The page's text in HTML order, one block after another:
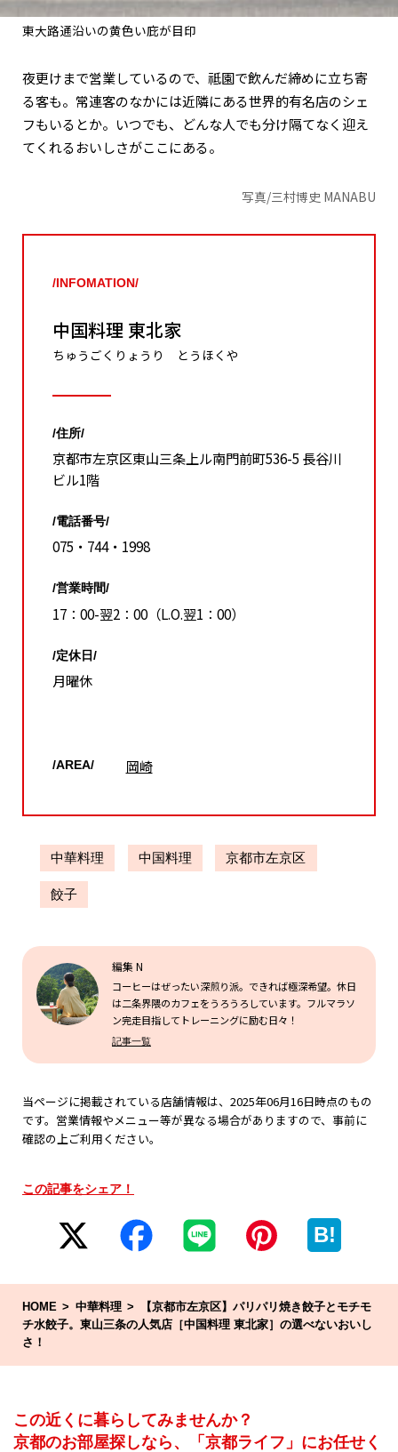
東大路通沿いの黄色い庇が目印
夜更けまで営業しているので、祗園で飲んだ締めに立ち寄
る客も。常連客のなかには近隣にある世界的有名店のシェ
フもいるとか。いつでも、どんな人でも分け隔てなく迎え
てくれるおいしさがここにある。
写真/三村博史 MANABU
/INFOMATION/
中国料理 東北家
ちゅうごくりょうり とうほくや
/住所/
京都市左京区東山三条上ル南門前町536-5 長谷川
ビル1階
/電話番号/
075・744・1998
/営業時間/
17：00-翌2：00（L.O.翌1：00）
/定休日/
月曜休
/AREA/ 岡崎
中華料理 中国料理 京都市左京区
餃子
編集 N
コーヒーはぜったい深煎り派。できれば極深希望。休日
は二条界隈のカフェをうろうろしています。フルマラソ
ン完走目指してトレーニングに励む日々！
記事一覧
当ページに掲載されている店舗情報は、2025年06月16日時点のもの
です。営業情報やメニュー等が異なる場合がありますので、事前に
確認の上ご利用ください。
この記事をシェア！
B!
HOME 中華料理
【京都市左京区】パリパリ焼き餃子とモチモ
チ水餃子。東山三条の人気店［中国料理 東北家］の選べないおいし
さ！
この近くに暮らしてみませんか？
京都のお部屋探しなら、「京都ライフ」にお任せく